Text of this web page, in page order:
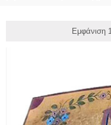
Εμφάνιση